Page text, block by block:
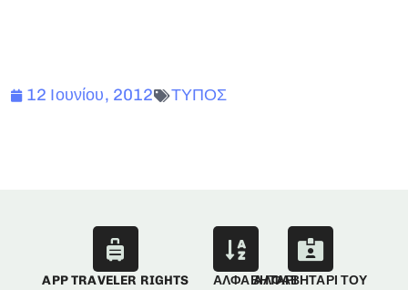
12 Ιουνίου, 2012 ΤΥΠΟΣ
APP TRAVELER RIGHTS
ΑΛΦΑΒΗΤΑΡΙΑΛΦΑΒΗΤΑΡΙ ΤΟΥ